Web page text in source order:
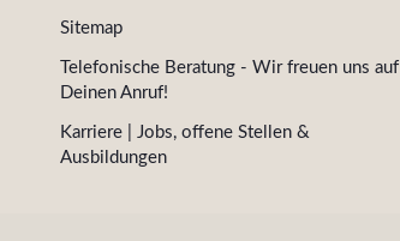
Sitemap
Telefonische Beratung - Wir freuen uns auf
Deinen Anruf!
Karriere | Jobs, offene Stellen &
Ausbildungen